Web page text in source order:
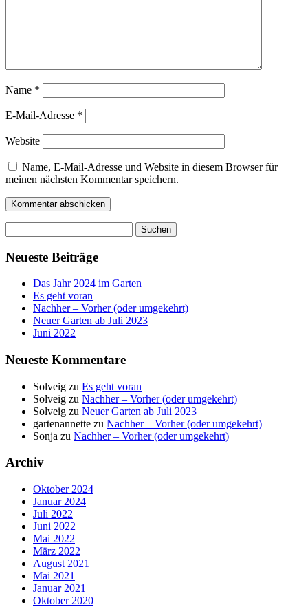
Name *
E-Mail-Adresse *
Website
Name, E-Mail-Adresse und Website in diesem Browser für
meinen nächsten Kommentar speichern.
nach:
Neueste Beiträge
Das Jahr 2024 im Garten
Es geht voran
Nachher – Vorher (oder umgekehrt)
Neuer Garten ab Juli 2023
Juni 2022
Neueste Kommentare
Solveig zu Es geht voran
Solveig zu Nachher – Vorher (oder umgekehrt)
Solveig zu Neuer Garten ab Juli 2023
gartenannette zu Nachher – Vorher (oder umgekehrt)
Sonja zu Nachher – Vorher (oder umgekehrt)
Archiv
Oktober 2024
Januar 2024
Juli 2022
Juni 2022
Mai 2022
März 2022
August 2021
Mai 2021
Januar 2021
Oktober 2020